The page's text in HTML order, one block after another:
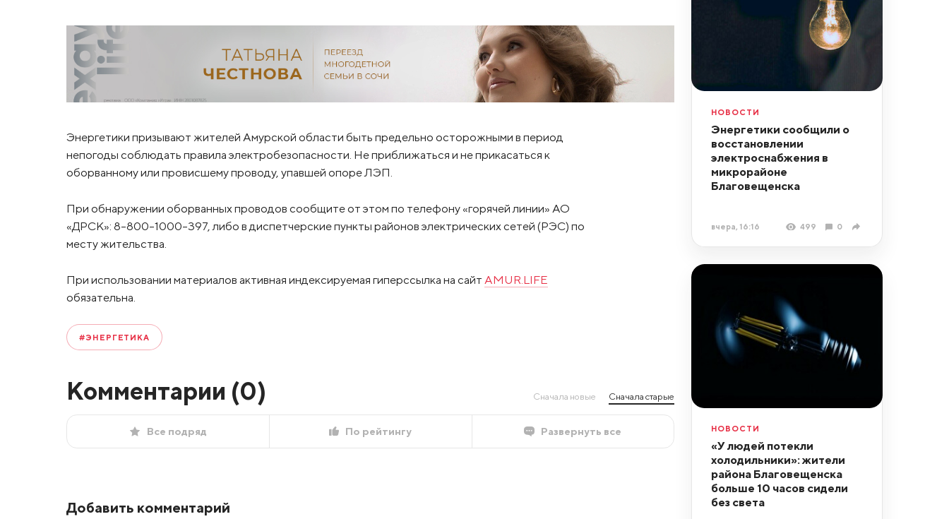
Энергетики призывают жителей Амурской области быть предельно осторожными в период
непогоды соблюдать правила электробезопасности. Не приближаться и не прикасаться к
оборванному или провисшему проводу, упавшей опоре ЛЭП.
При обнаружении оборванных проводов сообщите от этом по телефону «горячей линии» АО
«ДРСК»: 8-800-1000-397, либо в диспетчерские пункты районов электрических сетей (РЭС) по
месту жительства.
При использовании материалов активная индексируемая гиперссылка на сайт AMUR.LIFE
обязательна.
#ЭНЕРГЕТИКА
Комментарии (0) Сначала новые Сначала старые
Все подряд По рейтингу Развернуть все
Добавить комментарий
НОВОСТИ
Энергетики сообщили о
восстановлении
электроснабжения в
микрорайоне
Благовещенска
вчера, 16:16 499 0
НОВОСТИ
«У людей потекли
холодильники»: жители
района Благовещенска
больше 10 часов сидели
без света